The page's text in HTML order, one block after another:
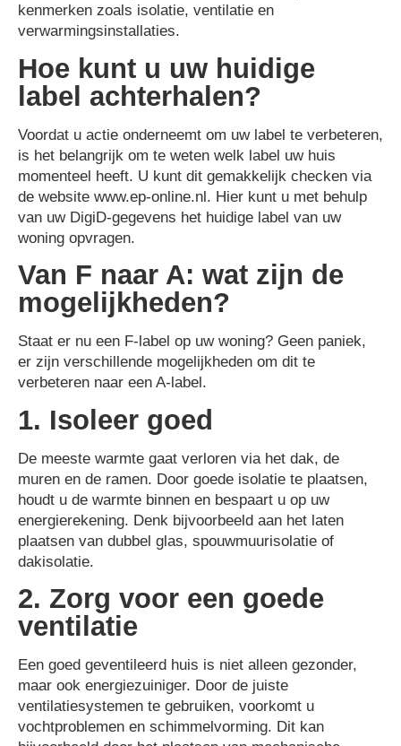
kenmerken zoals isolatie, ventilatie en
verwarmingsinstallaties.
Hoe kunt u uw huidige
label achterhalen?
Voordat u actie onderneemt om uw label te verbeteren,
is het belangrijk om te weten welk label uw huis
momenteel heeft. U kunt dit gemakkelijk checken via
de website www.ep-online.nl. Hier kunt u met behulp
van uw DigiD-gegevens het huidige label van uw
woning opvragen.
Van F naar A: wat zijn de
mogelijkheden?
Staat er nu een F-label op uw woning? Geen paniek,
er zijn verschillende mogelijkheden om dit te
verbeteren naar een A-label.
1. Isoleer goed
De meeste warmte gaat verloren via het dak, de
muren en de ramen. Door goede isolatie te plaatsen,
houdt u de warmte binnen en bespaart u op uw
energierekening. Denk bijvoorbeeld aan het laten
plaatsen van dubbel glas, spouwmuurisolatie of
dakisolatie.
2. Zorg voor een goede
ventilatie
Een goed geventileerd huis is niet alleen gezonder,
maar ook energiezuiniger. Door de juiste
ventilatiesystemen te gebruiken, voorkomt u
vochtproblemen en schimmelvorming. Dit kan